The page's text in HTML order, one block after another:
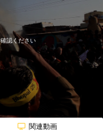
登
録
認ください
関連動画